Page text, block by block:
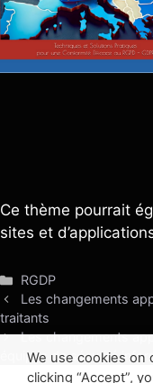
Ce thème pourrait
sites et
Catégories
RGDP
Les changements
traitants
Les changements
équipes de sécurité
We use cookies on
clicking “Accept”,